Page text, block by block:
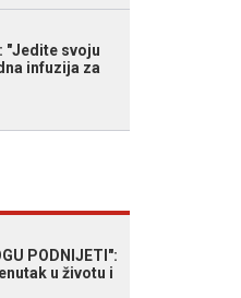
"Jedite svoju
infuzija za
PODNIJETI":
u životu i